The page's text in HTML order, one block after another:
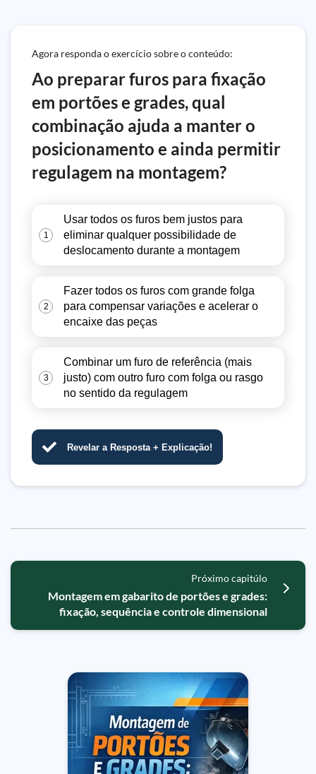
Agora responda o exercício sobre o conteúdo:
Ao preparar furos para fixação
em portões e grades, qual
combinação ajuda a manter o
posicionamento e ainda permitir
regulagem na montagem?
1
Usar todos os furos bem justos para
eliminar qualquer possibilidade de
deslocamento durante a montagem
2
Fazer todos os furos com grande folga
para compensar variações e acelerar o
encaixe das peças
3
Combinar um furo de referência (mais
justo) com outro furo com folga ou rasgo
no sentido da regulagem
Revelar a Resposta + Explicação!
Próximo capitúlo
Montagem em gabarito de portões e grades:
fixação, sequência e controle dimensional